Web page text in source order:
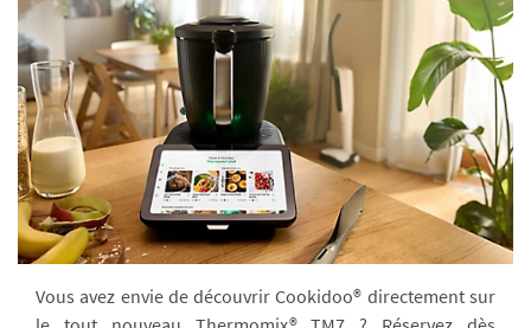
Vous avez envie de découvrir Cookidoo® directement sur